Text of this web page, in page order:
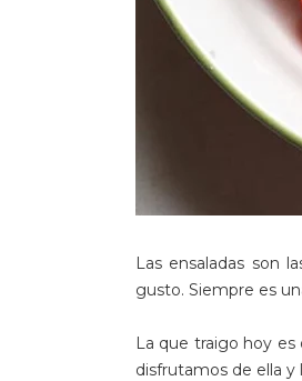
Las ensaladas son
gusto. Siempre es
La que traigo hoy es
disfrutamos de ella y